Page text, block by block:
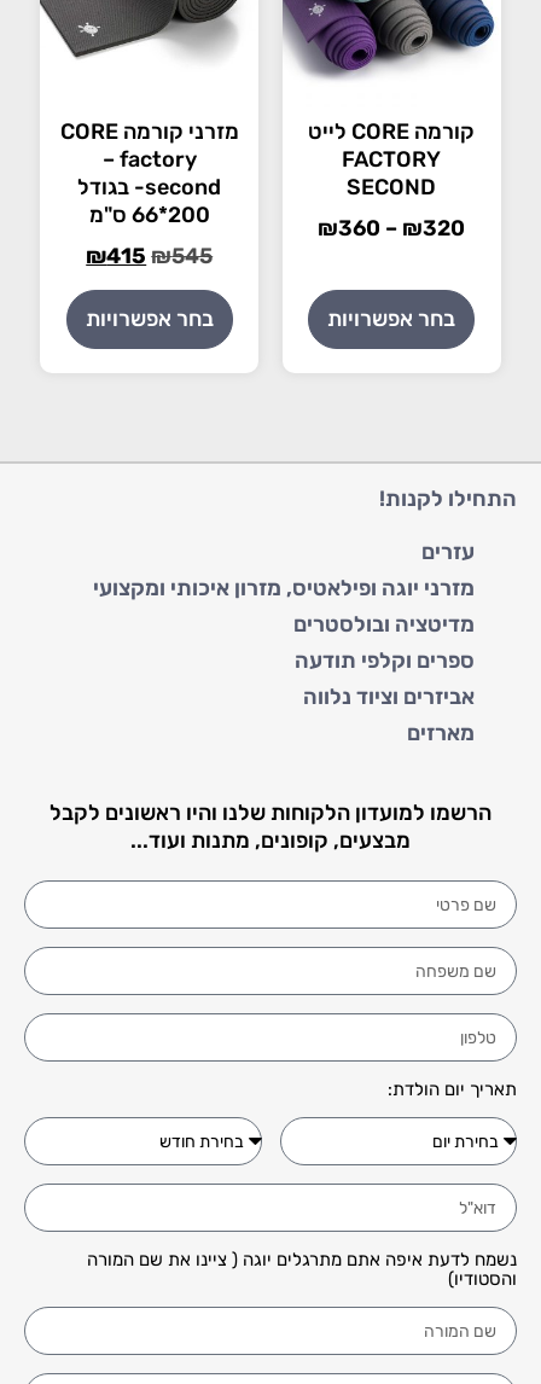
קורמה CORE לייט
FACTORY
SECOND
₪320
–
₪360
בחר אפשרויות
מזרני קורמה CORE
– factory
second- בגודל
200*66 ס"מ
₪545
₪415
בחר אפשרויות
התחילו לקנות!
עזרים
מזרני יוגה ופילאטיס, מזרון איכותי ומקצועי
מדיטציה ובולסטרים
ספרים וקלפי תודעה
אביזרים וציוד נלווה
מארזים
הרשמו למועדון הלקוחות שלנו והיו ראשונים לקבל
מבצעים, קופונים, מתנות ועוד...
תאריך יום הולדת:
נשמח לדעת איפה אתם מתרגלים יוגה ( ציינו את שם המורה
והסטודיו)